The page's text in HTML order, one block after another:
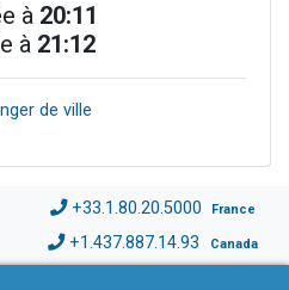
à 20:11
à 21:12
de ville
+33.1.80.20.5000 France
+1.437.887.14.93 Canada